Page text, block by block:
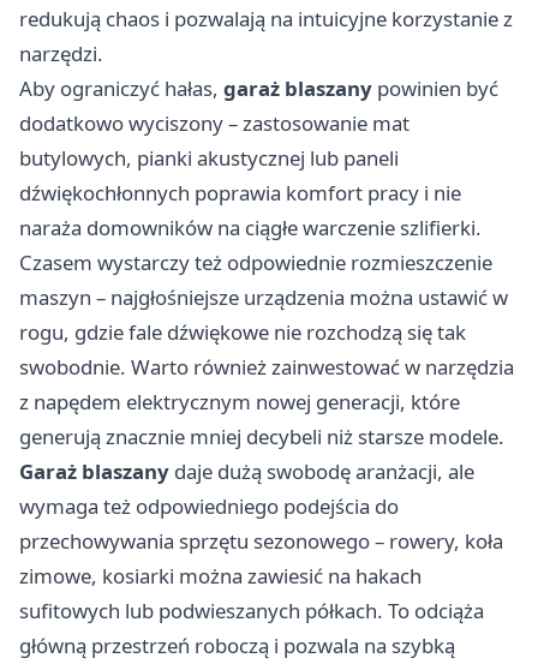
redukują chaos i pozwalają na intuicyjne korzystanie z
narzędzi.
Aby ograniczyć hałas, garaż blaszany powinien być
dodatkowo wyciszony – zastosowanie mat
butylowych, pianki akustycznej lub paneli
dźwiękochłonnych poprawia komfort pracy i nie
naraża domowników na ciągłe warczenie szlifierki.
Czasem wystarczy też odpowiednie rozmieszczenie
maszyn – najgłośniejsze urządzenia można ustawić w
rogu, gdzie fale dźwiękowe nie rozchodzą się tak
swobodnie. Warto również zainwestować w narzędzia
z napędem elektrycznym nowej generacji, które
generują znacznie mniej decybeli niż starsze modele.
Garaż blaszany daje dużą swobodę aranżacji, ale
wymaga też odpowiedniego podejścia do
przechowywania sprzętu sezonowego – rowery, koła
zimowe, kosiarki można zawiesić na hakach
sufitowych lub podwieszanych półkach. To odciąża
główną przestrzeń roboczą i pozwala na szybką